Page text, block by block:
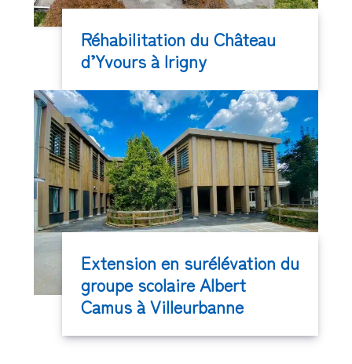
Réhabilitation du Château
d’Yvours à Irigny
Extension en surélévation du
groupe scolaire Albert
Camus à Villeurbanne